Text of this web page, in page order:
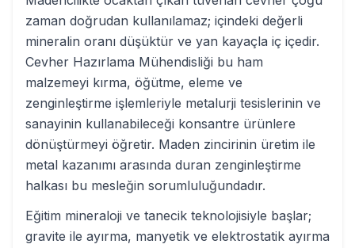
zaman doğrudan kullanılamaz; içindeki değerli
mineralin oranı düşüktür ve yan kayaçla iç içedir.
Cevher Hazırlama Mühendisliği bu ham
malzemeyi kırma, öğütme, eleme ve
zenginleştirme işlemleriyle metalurji tesislerinin ve
sanayinin kullanabileceği konsantre ürünlere
dönüştürmeyi öğretir. Maden zincirinin üretim ile
metal kazanımı arasında duran zenginleştirme
halkası bu mesleğin sorumluluğundadır.
Eğitim mineraloji ve tanecik teknolojisiyle başlar;
gravite ile ayırma, manyetik ve elektrostatik ayırma